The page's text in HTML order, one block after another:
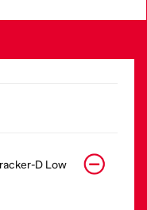
D Low